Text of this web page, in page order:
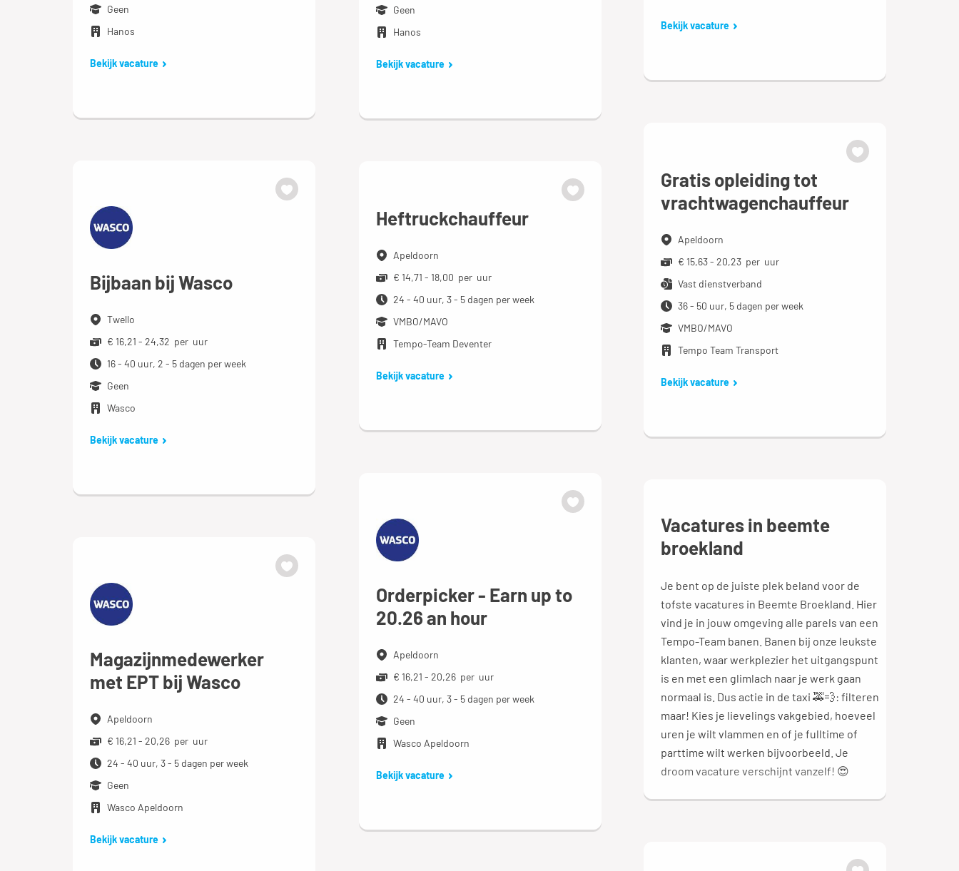
Geen
Hanos
Bekijk vacature
Geen
Hanos
Bekijk vacature
Bekijk vacature
Gratis opleiding tot
vrachtwagenchauffeur
Apeldoorn
€ 15,63 - 20,23 per uur
Vast dienstverband
36 - 50 uur, 5 dagen per week
VMBO/MAVO
Tempo Team Transport
Bekijk vacature
Bijbaan bij Wasco
Twello
€ 16,21 - 24,32 per uur
16 - 40 uur, 2 - 5 dagen per week
Geen
Wasco
Bekijk vacature
Heftruckchauffeur
Apeldoorn
€ 14,71 - 18,00 per uur
24 - 40 uur, 3 - 5 dagen per week
VMBO/MAVO
Tempo-Team Deventer
Bekijk vacature
Orderpicker - Earn up to
20.26 an hour
Apeldoorn
€ 16,21 - 20,26 per uur
24 - 40 uur, 3 - 5 dagen per week
Geen
Wasco Apeldoorn
Bekijk vacature
Vacatures in beemte
broekland
Je bent op de juiste plek beland voor de
tofste vacatures in Beemte Broekland. Hier
vind je in jouw omgeving alle parels van een
Tempo-Team banen. Banen bij onze leukste
klanten, waar werkplezier het uitgangspunt
is en met een glimlach naar je werk gaan
normaal is. Dus actie in de taxi 🚕💨: filteren
maar! Kies je lievelings vakgebied, hoeveel
uren je wilt vlammen en of je fulltime of
parttime wilt werken bijvoorbeeld. Je
droom vacature verschijnt vanzelf! 😍
natuurlijk. Het enige wat je hoeft te doen is
Magazijnmedewerker
met EPT bij Wasco
Apeldoorn
€ 16,21 - 20,26 per uur
24 - 40 uur, 3 - 5 dagen per week
Geen
Wasco Apeldoorn
Bekijk vacature